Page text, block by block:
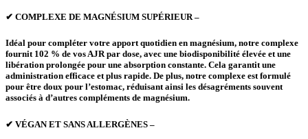
✔ COMPLEXE DE MAGNÉSIUM SUPÉRIEUR –
Idéal pour compléter votre apport quotidien en magnésium, notre complexe
fournit 102 % de vos AJR par dose, avec une biodisponibilité élevée et une
libération prolongée pour une absorption constante. Cela garantit une
administration efficace et plus rapide. De plus, notre complexe est formulé
pour être doux pour l’estomac, réduisant ainsi les désagréments souvent
associés à d’autres compléments de magnésium.
✔ VÉGAN ET SANS ALLERGÈNES –